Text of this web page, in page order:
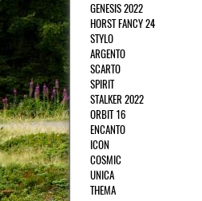
GENESIS 2022
HORST FANCY 24
STYLO
ARGENTO
SCARTO
SPIRIT
STALKER 2022
ORBIT 16
ENCANTO
ICON
COSMIC
UNICA
THEMA